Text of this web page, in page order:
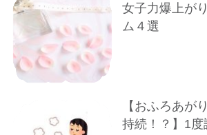
女子力爆上が
ム４選
【おふろあが
持続！？】1